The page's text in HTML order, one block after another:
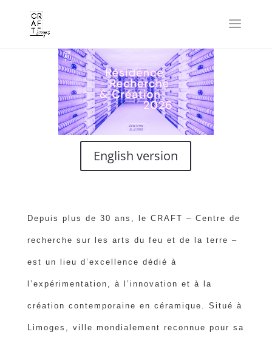
English version
Depuis plus de 30 ans, le CRAFT – Centre de
recherche sur les arts du feu et de la terre –
est un lieu d’excellence dédié à
l’expérimentation, à l’innovation et à la
création contemporaine en céramique. Situé à
Limoges, ville mondialement reconnue pour sa